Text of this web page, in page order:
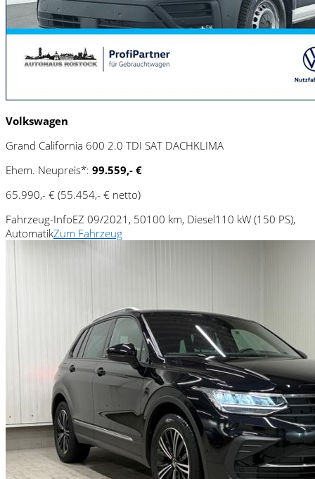
Volkswagen
Grand California 600 2.0 TDI SAT DACHKLIMA
Ehem. Neupreis*: 99.559,- €
65.990,- € (55.454,- € netto)
Fahrzeug-InfoEZ 09/2021, 50100 km, Diesel110 kW (150 PS),
AutomatikZum Fahrzeug